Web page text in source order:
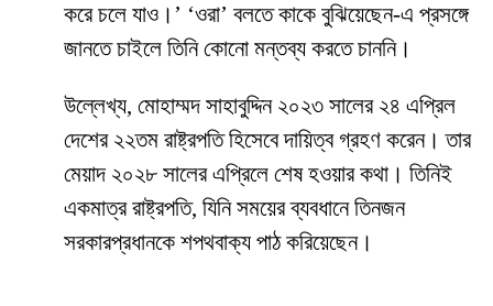
করে চলে যাও।’ ‘ওরা’ বলতে কাকে বুঝিয়েছেন-এ প্রসঙ্গে
জানতে চাইলে তিনি কোনো মন্তব্য করতে চাননি।
উল্লেখ্য, মোহাম্মদ সাহাবুদ্দিন ২০২৩ সালের ২৪ এপ্রিল
দেশের ২২তম রাষ্ট্রপতি হিসেবে দায়িত্ব গ্রহণ করেন। তার
মেয়াদ ২০২৮ সালের এপ্রিলে শেষ হওয়ার কথা। তিনিই
একমাত্র রাষ্ট্রপতি, যিনি সময়ের ব্যবধানে তিনজন
সরকারপ্রধানকে শপথবাক্য পাঠ করিয়েছেন।